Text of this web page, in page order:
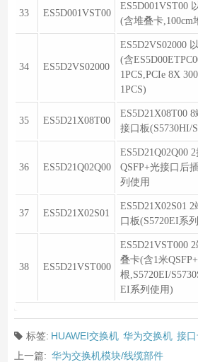
33 ES5D001VST00
ES5D001VST00
(含堆叠卡,100cm
34 ES5D2VS02000
ES5D2VS02000
(含
1PCS,PCIe 8X
1PCS)
35 ES5D21X08T00
ES5D21X08T00
接口板(S5730HI/
36 ES5D21Q02Q00
ES5D21Q02Q00
QSFP+光接口后
列使用
37 ES5D21X02S01
ES5D21X02S01
口板(S5720EI系
38 ES5D21VST000
ES5D21VST000
叠卡(含1米
根,S5720EI/
EI系列使用)
标签: HUAWEI交换机 华为交换机 接
上一篇: 华为交换机模块/线缆部件